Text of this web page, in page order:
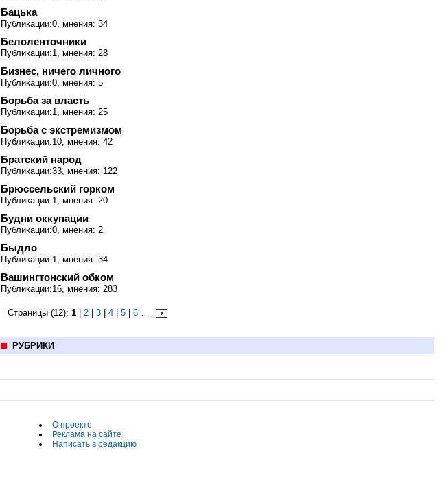
Бацька
Публикации:0, мнения: 34
Белоленточники
Публикации:1, мнения: 28
Бизнес, ничего личного
Публикации:0, мнения: 5
Борьба за власть
Публикации:1, мнения: 25
Борьба с экстремизмом
Публикации:10, мнения: 42
Братский народ
Публикации:33, мнения: 122
Брюссельский горком
Публикации:1, мнения: 20
Будни оккупации
Публикации:0, мнения: 2
Быдло
Публикации:1, мнения: 34
Вашингтонский обком
Публикации:16, мнения: 283
Страницы (12): 1 2 3 4 5 6 …
РУБРИКИ
О проекте
Реклама на сайте
Написать в редакцию